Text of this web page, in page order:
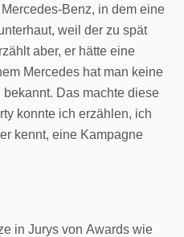
Benz, in dem eine
weil der zu spät
aber, er hätte eine
Mercedes hat man keine
Das machte diese
konnte ich erzählen, ich
kennt, eine Kampagne
in Jurys von Awards wie